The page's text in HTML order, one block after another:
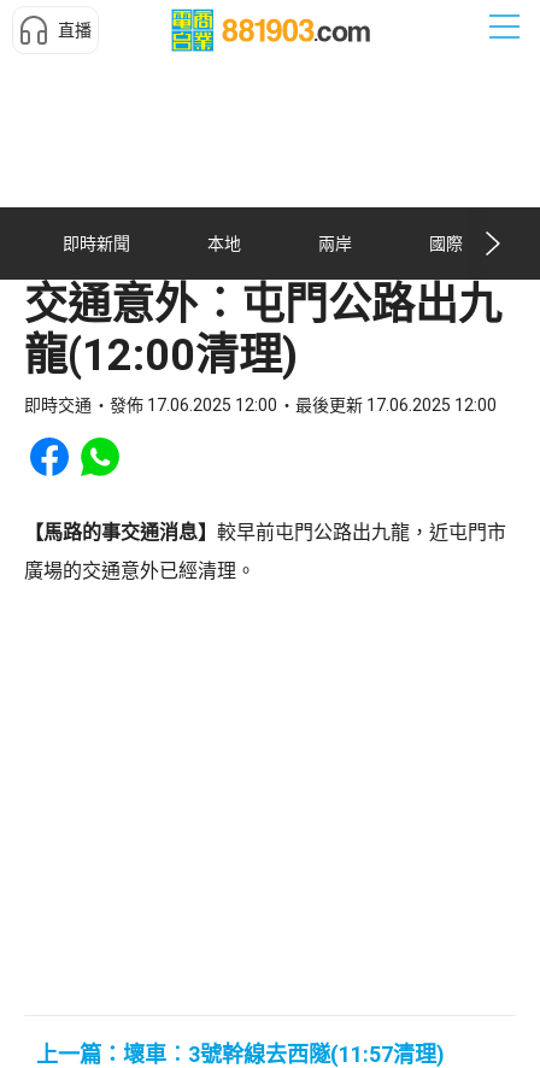
直播
即時新聞 本地 兩岸 國際
交通意外︰屯門公路出九
龍(12:00清理)
即時交通 發佈 17.06.2025 12:00 最後更新 17.06.2025 12:00
Share to Facebook
Share to WhatsApp
【馬路的事交通消息】 較早前屯門公路出九龍，近屯門市
廣場的交通意外已經清理。
上一篇：壞車︰3號幹線去西隧(11:57清理)